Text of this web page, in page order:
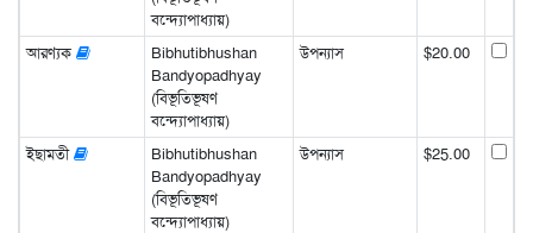
বন্দ্যোপাধ্যায়)
আরণ্যক
Bibhutibhushan
Bandyopadhyay
(বিভূতিভূষণ
বন্দ্যোপাধ্যায়)
উপন্যাস $20.00
ইছামতী
Bibhutibhushan
Bandyopadhyay
(বিভূতিভূষণ
বন্দ্যোপাধ্যায়)
উপন্যাস $25.00